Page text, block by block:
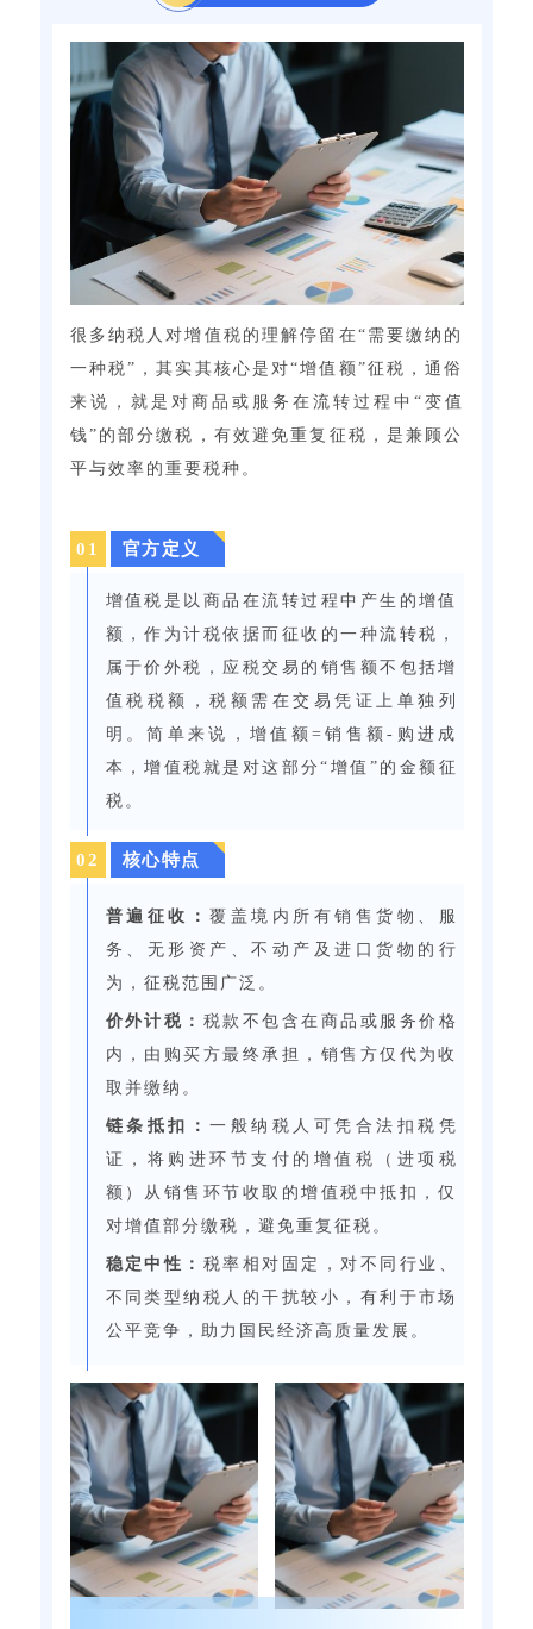
很多纳税人对增值税的理解停留在“需要缴纳的
一种税”，其实其核心是对“增值额”征税，通俗
来说，就是对商品或服务在流转过程中“变值
钱”的部分缴税，有效避免重复征税，是兼顾公
平与效率的重要税种。
0 1 官方定义
增值税是以商品在流转过程中产生的增值
额，作为计税依据而征收的一种流转税，
属于价外税，应税交易的销售额不包括增
值税税额，税额需在交易凭证上单独列
明。简单来说，增值额=销售额-购进成
本，增值税就是对这部分“增值”的金额征
税。
02 核心特点
普遍征收： 覆盖境内所有销售货物、服
务、无形资产、不动产及进口货物的行
为，征税范围广泛。
价外计税： 税款不包含在商品或服务价格
内，由购买方最终承担，销售方仅代为收
取并缴纳。
链条抵扣： 一般纳税人可凭合法扣税凭
证，将购进环节支付的增值税（进项税
额）从销售环节收取的增值税中抵扣，仅
对增值部分缴税，避免重复征税。
稳定中性： 税率相对固定，对不同行业、
不同类型纳税人的干扰较小，有利于市场
公平竞争，助力国民经济高质量发展。